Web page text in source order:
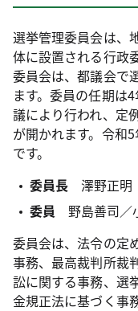
選挙管理委員会は、
体に設置される行政
委員会は、都議会で
ます。委員の任期は
議により行われ、定
が開かれます。令和
です。
委員長 澤野正明
委員 野島善司／
委員会は、法令の定
事務、最高裁判所裁
訟に関する事務、選
金規正法に基づく事